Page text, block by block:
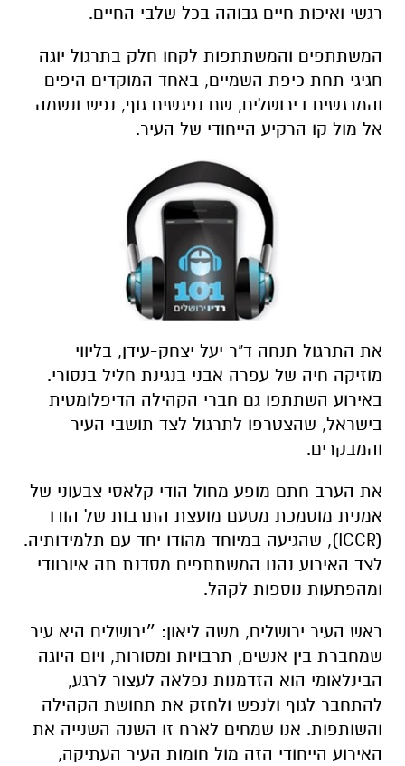
רגשי ואיכות חיים גבוהה בכל שלבי החיים.
המשתתפים והמשתתפות לקחו חלק בתרגול יוגה
חגיגי תחת כיפת השמיים, באחד המוקדים היפים
והמרגשים בירושלים, שם נפגשים גוף, נפש ונשמה
אל מול קו הרקיע הייחודי של העיר.
את התרגול תנחה ד"ר יעל יצחק-עידן, בליווי
מוזיקה חיה של עפרה אבני בנגינת חליל בנסורי.
באירוע השתתפו גם חברי הקהילה הדיפלומטית
בישראל, שהצטרפו לתרגול לצד תושבי העיר
והמבקרים.
את הערב חתם מופע מחול הודי קלאסי צבעוני של
אמנית מוסמכת מטעם מועצת התרבות של הודו
(ICCR), שהגיעה במיוחד מהודו יחד עם תלמידותיה.
לצד האירוע נהנו המשתתפים מסדנת תה איורוודי
ומהפתעות נוספות לקהל.
ראש העיר ירושלים, משה ליאון: ״ירושלים היא עיר
שמחברת בין אנשים, תרבויות ומסורות, ויום היוגה
הבינלאומי הוא הזדמנות נפלאה לעצור לרגע,
להתחבר לגוף ולנפש ולחזק את תחושת הקהילה
והשותפות. אנו שמחים לארח זו השנה השנייה את
האירוע הייחודי הזה מול חומות העיר העתיקה,